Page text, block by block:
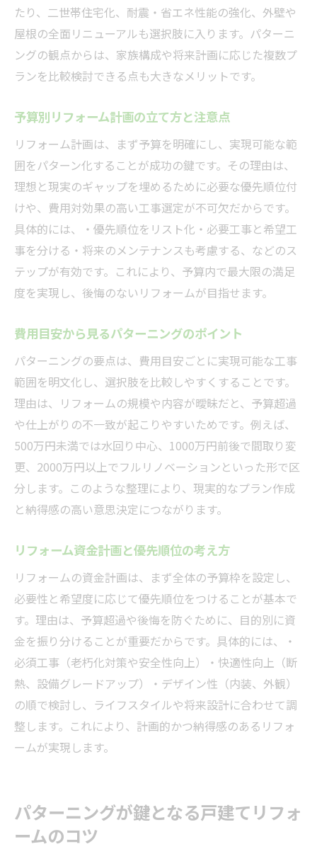
たり、二世帯住宅化、耐震・省エネ性能の強化、外壁や
屋根の全面リニューアルも選択肢に入ります。パターニ
ングの観点からは、家族構成や将来計画に応じた複数プ
ランを比較検討できる点も大きなメリットです。
予算別リフォーム計画の立て方と注意点
リフォーム計画は、まず予算を明確にし、実現可能な範
囲をパターン化することが成功の鍵です。その理由は、
理想と現実のギャップを埋めるために必要な優先順位付
けや、費用対効果の高い工事選定が不可欠だからです。
具体的には、・優先順位をリスト化・必要工事と希望工
事を分ける・将来のメンテナンスも考慮する、などのス
テップが有効です。これにより、予算内で最大限の満足
度を実現し、後悔のないリフォームが目指せます。
費用目安から見るパターニングのポイント
パターニングの要点は、費用目安ごとに実現可能な工事
範囲を明文化し、選択肢を比較しやすくすることです。
理由は、リフォームの規模や内容が曖昧だと、予算超過
や仕上がりの不一致が起こりやすいためです。例えば、
500万円未満では水回り中心、1000万円前後で間取り変
更、2000万円以上でフルリノベーションといった形で区
分します。このような整理により、現実的なプラン作成
と納得感の高い意思決定につながります。
リフォーム資金計画と優先順位の考え方
リフォームの資金計画は、まず全体の予算枠を設定し、
必要性と希望度に応じて優先順位をつけることが基本で
す。理由は、予算超過や後悔を防ぐために、目的別に資
金を振り分けることが重要だからです。具体的には、・
必須工事（老朽化対策や安全性向上）・快適性向上（断
熱、設備グレードアップ）・デザイン性（内装、外観）
の順で検討し、ライフスタイルや将来設計に合わせて調
整します。これにより、計画的かつ納得感のあるリフォ
ームが実現します。
パターニングが鍵となる戸建てリフォ
ームのコツ